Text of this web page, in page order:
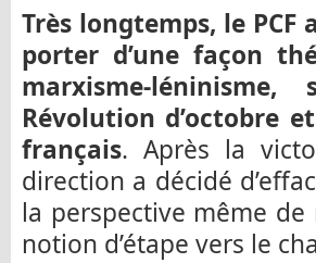
Très longtemps, le
porter d’une façon
marxisme-
Révolution d’octobre
français. Après la
direction a décidé
la perspective même
notion d’étape vers le